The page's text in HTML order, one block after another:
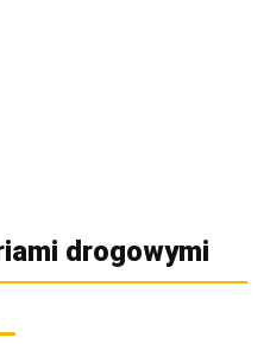
drogowymi